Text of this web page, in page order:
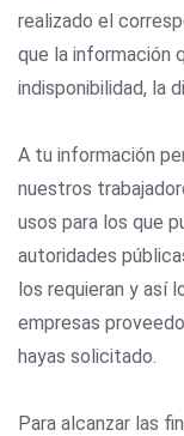
realizado el
que la información
indisponibilidad, la
A tu información
nuestros
usos para los que
autoridades
los requieran y así
empresas
hayas solicitado.
Para alcanzar las